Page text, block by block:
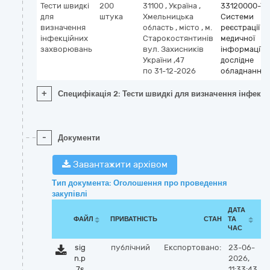
Тести швидкі
для
визначення
інфекційних
захворювань
200
штука
31100 , Україна ,
Хмельницька
область , місто , м.
Старокостянтинів
вул. Захисників
України ,47
по 31-12-2026
33120000-7
Системи
реєстрації
медичної
інформації
дослідне
обладнання
+ Специфікація 2: Тести швидкі для визначення
- Документи
Завантажити архівом
Тип документа: Оголошення про проведення
закупівлі
ФАЙЛ ПРИВАТНІСТЬ СТАН
ДАТА
ТА
ЧАС
sig
n.p
публічний Експортовано:
23-06-
2026,